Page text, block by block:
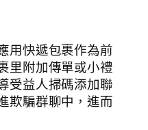
用快遞包裹作為前
里附加傳單或小禮
受益人掃碼添加聯
欺騙群聊中，進而